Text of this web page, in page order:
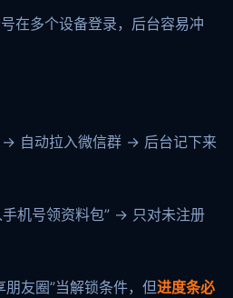
在多个设备登录，后台容易冲
→ 自动拉入微信群 → 后台记下来
手机号领资料包” → 只对未注册
友圈”当解锁条件，但进度条必